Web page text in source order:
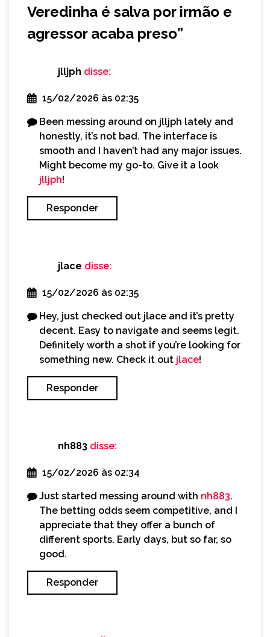
Veredinha é salva por irmão e
agressor acaba preso”
jlljph disse:
15/02/2026 às 02:35
Been messing around on jlljph lately and
honestly, it’s not bad. The interface is
smooth and I haven’t had any major issues.
Might become my go-to. Give it a look
jlljph!
Responder
jlace disse:
15/02/2026 às 02:35
Hey, just checked out jlace and it’s pretty
decent. Easy to navigate and seems legit.
Definitely worth a shot if you’re looking for
something new. Check it out jlace!
Responder
nh883 disse:
15/02/2026 às 02:34
Just started messing around with nh883.
The betting odds seem competitive, and I
appreciate that they offer a bunch of
different sports. Early days, but so far, so
good.
Responder